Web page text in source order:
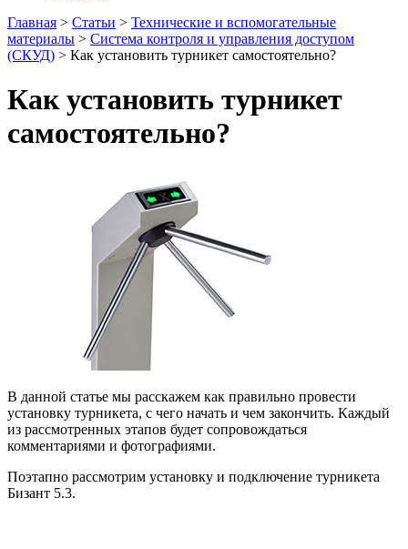
Главная > Статьи > Технические и вспомогательные
материалы > Система контроля и управления доступом
(СКУД) > Как установить турникет самостоятельно?
Как установить турникет
самостоятельно?
В данной статье мы расскажем как правильно провести
установку турникета, с чего начать и чем закончить. Каждый
из рассмотренных этапов будет сопровождаться
комментариями и фотографиями.
Поэтапно рассмотрим установку и подключение турникета
Бизант 5.3.